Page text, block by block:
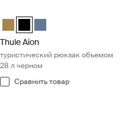
серый шифер
brown (selected)
Чёрный
Thule Aion travel backpack 28L
Thule Aion travel backpack
Thule Aion travel
Thule Aion
туристический рюкзак объемом
28 л черном
Сравнить товар